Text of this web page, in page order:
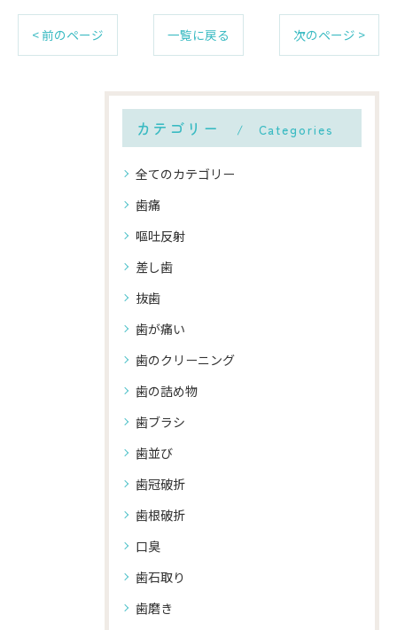
< 前のページ 一覧に戻る 次のページ >
カテゴリー Categories
全てのカテゴリー
歯痛
嘔吐反射
差し歯
抜歯
歯が痛い
歯のクリーニング
歯の詰め物
歯ブラシ
歯並び
歯冠破折
歯根破折
口臭
歯石取り
歯磨き